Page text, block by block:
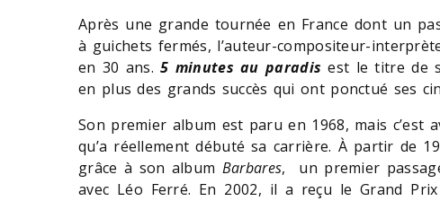
Après une grande tournée en France dont un
à guichets fermés, l’auteur-compositeur-
en 30 ans. 5 minutes au paradis est le titre de
en plus des grands succès qui ont ponctué ses
Son premier album est paru en 1968, mais c’est
qu’a réellement débuté sa carrière. À partir de
grâce à son album Barbares, un premier
avec Léo Ferré. En 2002, il a reçu le Grand